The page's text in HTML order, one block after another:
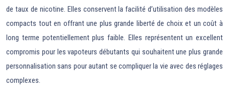
de taux de nicotine. Elles conservent la facilité d’utilisation des modèles
compacts tout en offrant une plus grande liberté de choix et un coût à
long terme potentiellement plus faible. Elles représentent un excellent
compromis pour les vapoteurs débutants qui souhaitent une plus grande
personnalisation sans pour autant se compliquer la vie avec des réglages
complexes.